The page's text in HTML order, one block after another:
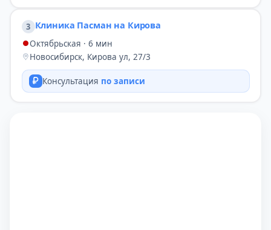
3 Клиника Пасман на Кирова
Октябрьская · 6 мин
Новосибирск, Кирова ул, 27/3
Консультация по записи